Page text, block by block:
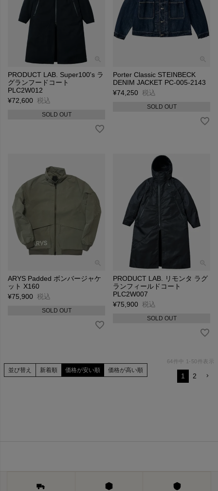
PRODUCT LAB. Super100's ラ
グランフードコート
PLC2W012
¥72,600 税込
SOLD OUT
Porter Classic STEINBECK
DENIM JACKET PC-005-2143
¥74,250 税込
SOLD OUT
ARYS Padded ボンバージャケ
ット X160
¥75,900 税込
SOLD OUT
PRODUCT LAB. リモンタ ラグ
ランフィールドコート
PLC2W007
¥75,900 税込
SOLD OUT
並び替え 新着順 価格が安い順 価格が高い順
64 件中 1 - 50件表示
1 2